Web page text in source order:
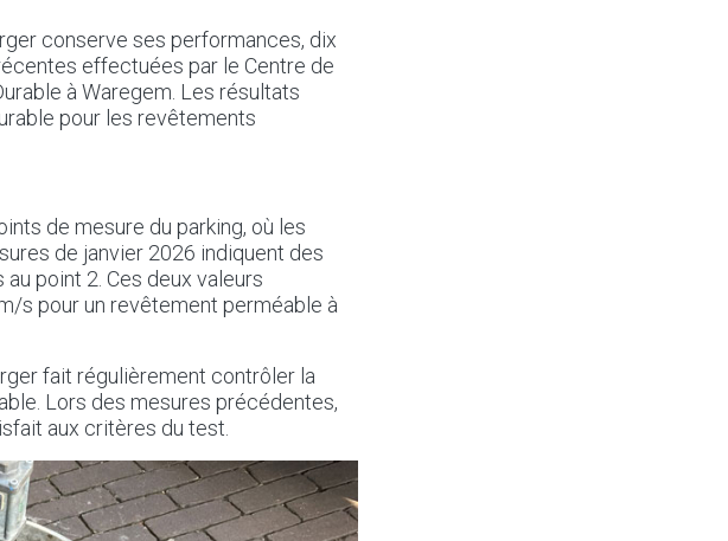
conserve ses performances, dix
effectuées par le Centre de
à Waregem. Les résultats
pour les revêtements
de mesure du parking, où les
de janvier 2026 indiquent des
au point 2. Ces deux valeurs
s pour un revêtement perméable à
fait régulièrement contrôler la
Lors des mesures précédentes,
aux critères du test.